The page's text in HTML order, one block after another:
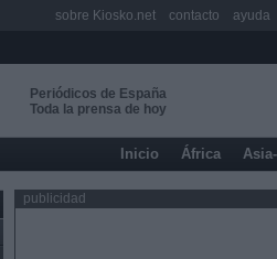
Periódicos de España
Toda la prensa de hoy
Inicio África
publicidad
sobre Kiosko.net contacto ayuda